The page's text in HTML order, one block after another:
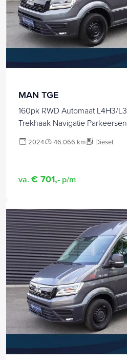
MAN TGE
160pk RWD Automaat L4H3/
Trekhaak Navigatie
2024 46.066 km Diesel
va. € 701,- p/m